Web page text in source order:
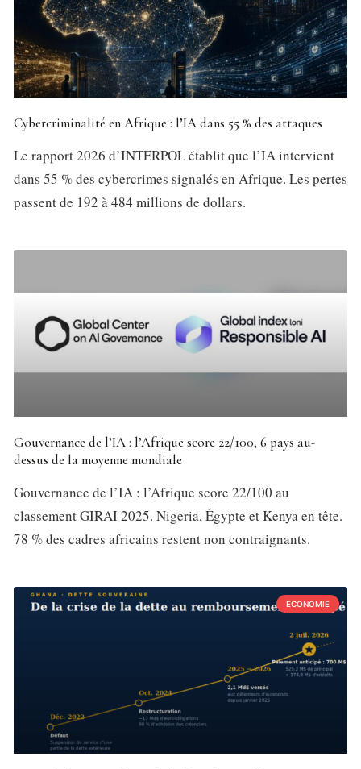
Cybercriminalité en Afrique : l’IA dans 55 % des attaques
Le rapport 2026 d’INTERPOL établit que l’IA intervient
dans 55 % des cybercrimes signalés en Afrique. Les pertes
passent de 192 à 484 millions de dollars.
Gouvernance de l’IA : l’Afrique score 22/100, 6 pays au-
dessus de la moyenne mondiale
Gouvernance de l’IA : l’Afrique score 22/100 au
classement GIRAI 2025. Nigeria, Égypte et Kenya en tête.
78 % des cadres africains restent non contraignants.
ECONOMIE